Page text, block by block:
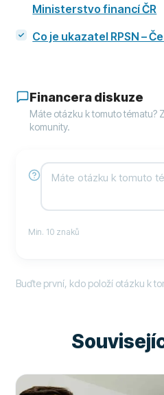
Ministerstvo financí ČR
Co je ukazatel RPSN –
Financera diskuze
Máte otázku k tomuto tématu?
komunity.
Min. 10 znaků
Buďte první, kdo položí otázku k